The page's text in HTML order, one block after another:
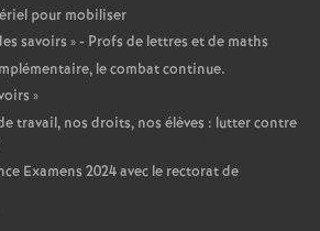
o
n
d
pour mobiliser
savoirs » - Profs de lettres et de maths
le combat continue.
»
travail, nos droits, nos élèves : lutter contre
Examens 2024 avec le rectorat de